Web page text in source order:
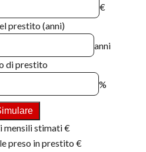
€
prestito (anni)
anni
di prestito
%
mensili stimati€
preso in prestito €